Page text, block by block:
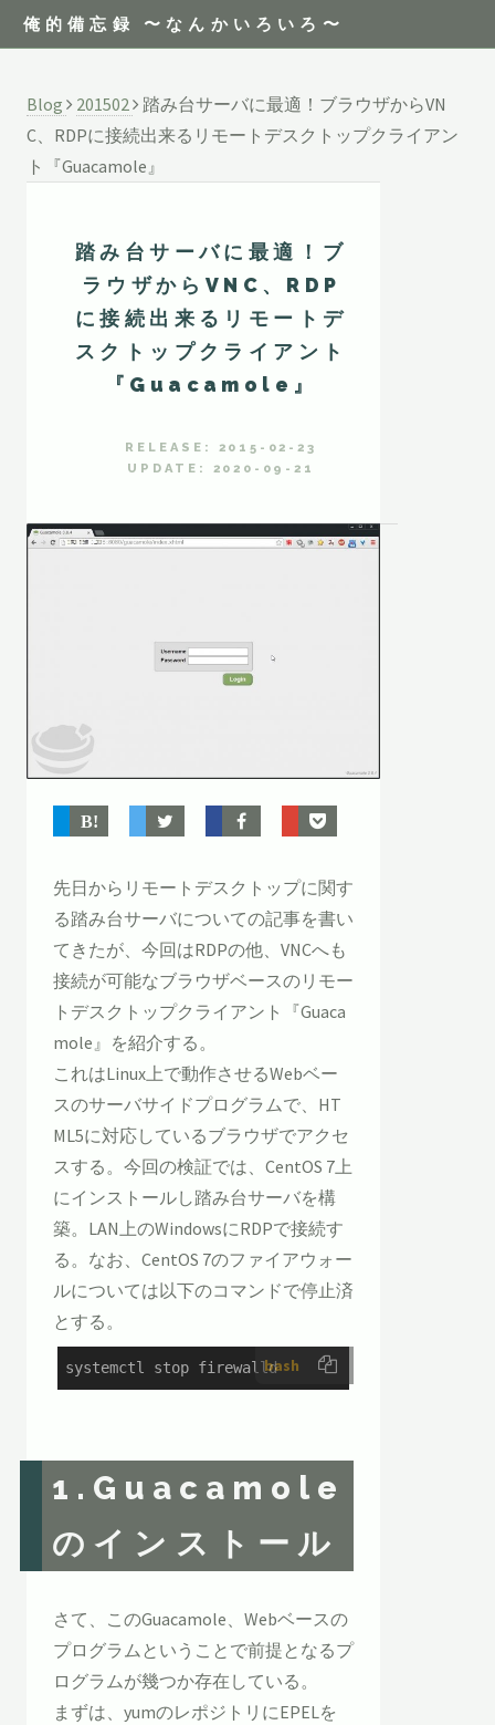
俺的備忘録 〜なんかいろいろ〜
Blog 201502
踏み台サーバに最適！ブラウザからVN
C、RDPに接続出来るリモートデスクトップクライアン
ト『Guacamole』
踏み台サーバに最適！ブ
ラウザからVNC、RDP
に接続出来るリモートデ
スクトップクライアント
『Guacamole』
RELEASE: 2015-02-23
UPDATE: 2020-09-21
先日からリモートデスクトップに関す
る踏み台サーバについての記事を書い
てきたが、今回はRDPの他、VNCへも
接続が可能なブラウザベースのリモー
トデスクトップクライアント『Guaca
mole』を紹介する。
これはLinux上で動作させるWebベー
スのサーバサイドプログラムで、HT
ML5に対応しているブラウザでアクセ
スする。今回の検証では、CentOS 7上
にインストールし踏み台サーバを構
築。LAN上のWindowsにRDPで接続す
る。なお、CentOS 7のファイアウォー
ルについては以下のコマンドで停止済
とする。
bash
systemctl stop firewalld
1.Guacamole
のインストール
さて、このGuacamole、Webベースの
プログラムということで前提となるプ
ログラムが幾つか存在している。
まずは、yumのレポジトリにEPELを